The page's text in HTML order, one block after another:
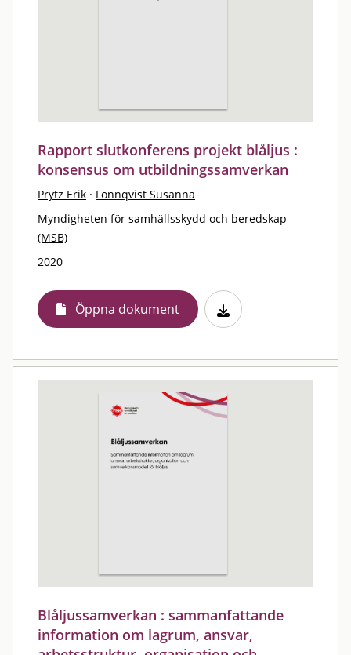
Rapport slutkonferens projekt blåljus :
konsensus om utbildningssamverkan
Prytz Erik · Lönnqvist Susanna
Myndigheten för samhällsskydd och beredskap
(MSB)
2020
Öppna dokument
Blåljussamverkan : sammanfattande
information om lagrum, ansvar,